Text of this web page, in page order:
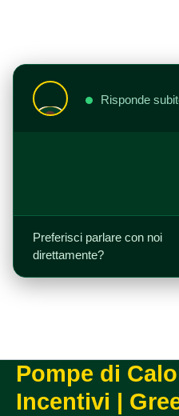
Risponde
Preferisci parlare con noi
direttamente?
Pompe di
Incentivi |